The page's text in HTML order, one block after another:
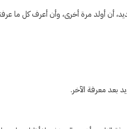
أن أولد مرة أخرى، وأن أعرف كل ما
بعد معرفة الآخر.